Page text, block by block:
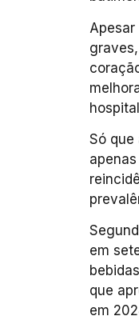
Só
em
que
em